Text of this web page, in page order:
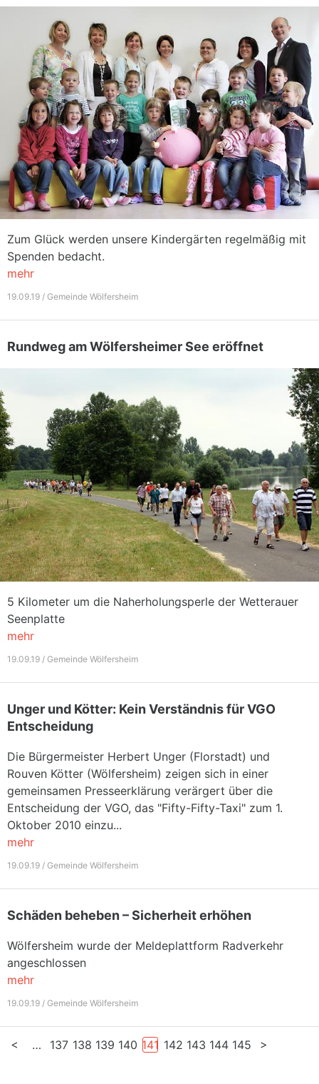
Zum Glück werden unsere Kindergärten regelmäßig mit
Spenden bedacht.
mehr
19.09.19 / Gemeinde Wölfersheim
Rundweg am Wölfersheimer See eröffnet
5 Kilometer um die Naherholungsperle der Wetterauer
Seenplatte
mehr
19.09.19 / Gemeinde Wölfersheim
Unger und Kötter: Kein Verständnis für VGO
Entscheidung
Die Bürgermeister Herbert Unger (Florstadt) und
Rouven Kötter (Wölfersheim) zeigen sich in einer
gemeinsamen Presseerklärung verärgert über die
Entscheidung der VGO, das "Fifty-Fifty-Taxi" zum 1.
Oktober 2010 einzu...
mehr
19.09.19 / Gemeinde Wölfersheim
Schäden beheben – Sicherheit erhöhen
Wölfersheim wurde der Meldeplattform Radverkehr
angeschlossen
mehr
19.09.19 / Gemeinde Wölfersheim
< … 137 138 139 140 141 142 143 144 145 >